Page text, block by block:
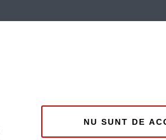
NU SUNT DE